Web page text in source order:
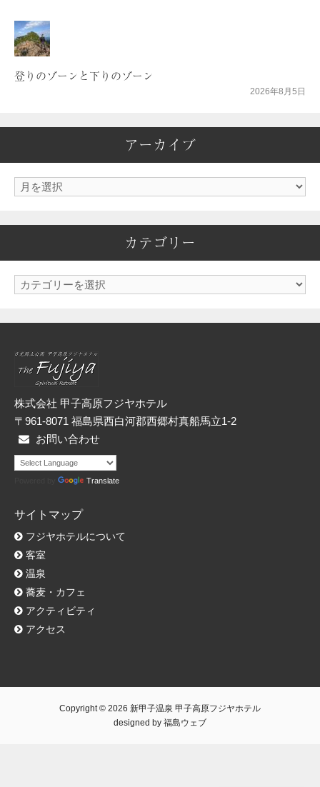
登りのゾーンと下りのゾーン
2026年8月5日
アーカイブ
ア
カテゴリー
カ
ー
株式会社 甲子高原フジヤホテル
〒961-8071 福島県西白河郡西郷村真船馬立1-2
お問い合わせ
Translate
サイトマップ
フジヤホテルについて
客室
温泉
蕎麦・カフェ
アクティビティ
アクセス
Copyright © 2026 新甲子温泉 甲子高原フジヤホテル
designed by 福島ウェブ